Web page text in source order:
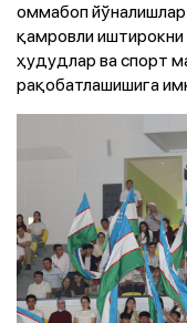
оммабоп йўналишлар
қамровли
ҳудудлар ва спорт
рақобатлашишига